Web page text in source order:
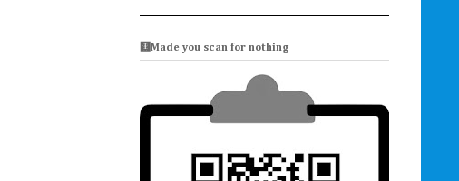
🩻Made you scan for nothing